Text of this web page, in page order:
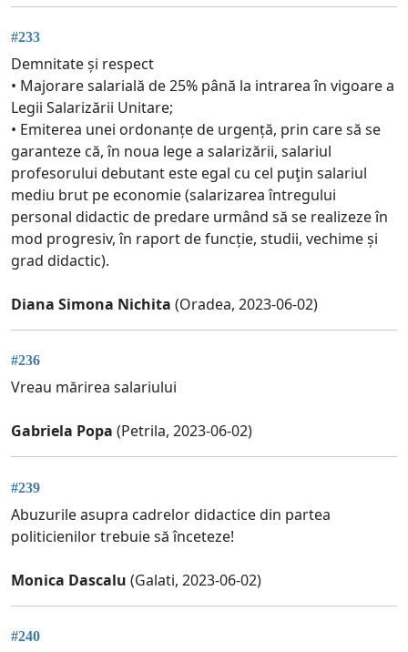
#233
Demnitate și respect
• Majorare salarială de 25% până la intrarea în vigoare a
Legii Salarizării Unitare;
• Emiterea unei ordonanțe de urgență, prin care să se
garanteze că, în noua lege a salarizării, salariul
profesorului debutant este egal cu cel puţin salariul
mediu brut pe economie (salarizarea întregului
personal didactic de predare urmând să se realizeze în
mod progresiv, în raport de funcție, studii, vechime și
grad didactic).
Diana Simona Nichita (Oradea, 2023-06-02)
#236
Vreau mărirea salariului
Gabriela Popa (Petrila, 2023-06-02)
#239
Abuzurile asupra cadrelor didactice din partea
politicienilor trebuie să înceteze!
Monica Dascalu (Galati, 2023-06-02)
#240